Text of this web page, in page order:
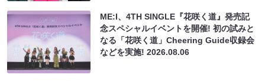
ME:I、4TH SINGLE『花咲く道』発売記
念スペシャルイベントを開催! 初の試みと
なる「花咲く道」Cheering Guide収録会
などを実施!2026.08.06